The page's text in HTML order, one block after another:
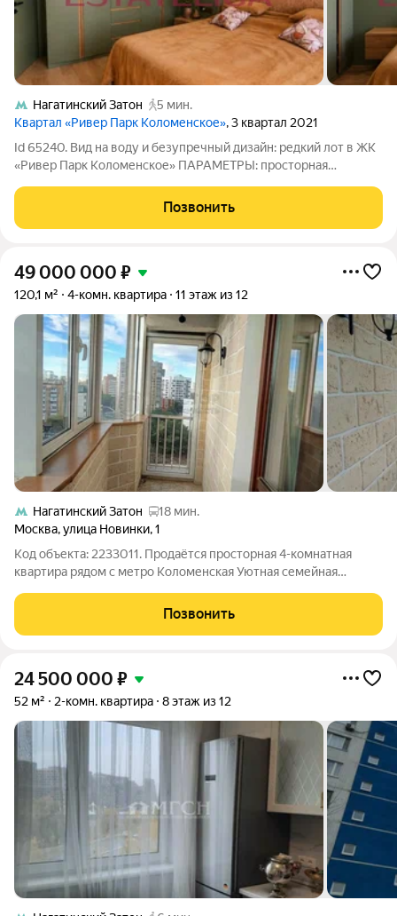
Нагатинский Затон
5 мин.
Квартал «Ривер Парк Коломенское», 3 квартал 2021
Id 65240. Вид на воду и безупречный дизайн: редкий лот в ЖК
«Ривер Парк Коломенское» ПАРАМЕТРЫ: просторная
ощущение воздуха и свободы
Позвонить
49 000 000 ₽
120,1 м² 4-комн. квартира 11 этаж из 12
Нагатинский Затон
18 мин.
Москва,улица Новинки,1
Код объекта: 2233011. Продаётся просторная 4-комнатная
квартира рядом с метро Коломенская Уютная семейная
удобных и зелёных районов Москвы ждёт своих новых хозяев.
Объект полностью готов к проживанию
Позвонить
24 500 000 ₽
52 м² 2-комн. квартира 8 этаж из 12